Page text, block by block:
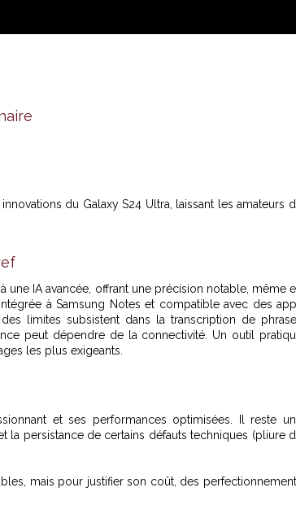
du Galaxy S24 Ultra, laissant les amateurs
une IA avancée, offrant une précision notable, même
à Samsung Notes et compatible avec des
limites subsistent dans la transcription de
peut dépendre de la connectivité. Un outil
les plus exigeants.
et ses performances optimisées. Il reste
persistance de certains défauts techniques (pliure
mais pour justifier son coût, des